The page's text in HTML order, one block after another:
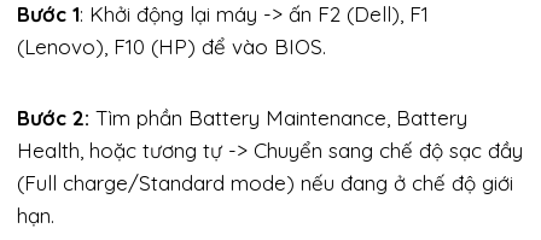
Bước 1: Khởi động lại máy -> ấn F2 (Dell), F1
(Lenovo), F10 (HP) để vào BIOS.
Bước 2: Tìm phần Battery Maintenance, Battery
Health, hoặc tương tự -> Chuyển sang chế độ sạc đầy
(Full charge/Standard mode) nếu đang ở chế độ giới
hạn.